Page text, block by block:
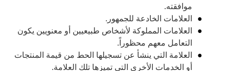
موافقته.
العلامات الخادعة للجمهور.
العلامات المملوكة لأشخاص طبيعيين أو معنويين يكون
التعامل معهم محظوراً.
العلامة التي ينشأ عن تسجيلها الحط من قيمة المنتجات
أو الخدمات الأخرى التي تميزها تلك العلامة.